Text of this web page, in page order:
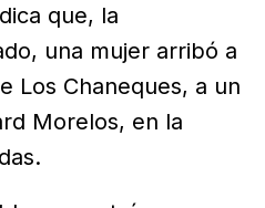
que, la
una mujer arribó a
Los Chaneques, a un
Morelos, en la